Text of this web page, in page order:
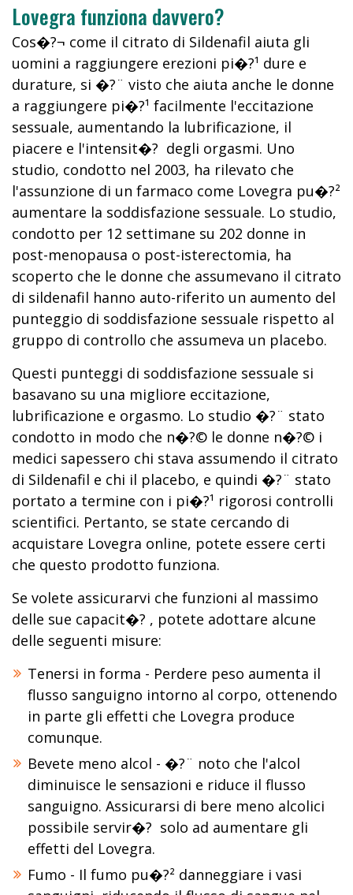
Lovegra funziona davvero?
Cos�?¬ come il citrato di Sildenafil aiuta gli
uomini a raggiungere erezioni pi�?¹ dure e
durature, si �?¨ visto che aiuta anche le donne
a raggiungere pi�?¹ facilmente l'eccitazione
sessuale, aumentando la lubrificazione, il
piacere e l'intensit�? degli orgasmi. Uno
studio, condotto nel 2003, ha rilevato che
l'assunzione di un farmaco come Lovegra pu�?²
aumentare la soddisfazione sessuale. Lo studio,
condotto per 12 settimane su 202 donne in
post-menopausa o post-isterectomia, ha
scoperto che le donne che assumevano il citrato
di sildenafil hanno auto-riferito un aumento del
punteggio di soddisfazione sessuale rispetto al
gruppo di controllo che assumeva un placebo.
Questi punteggi di soddisfazione sessuale si
basavano su una migliore eccitazione,
lubrificazione e orgasmo. Lo studio �?¨ stato
condotto in modo che n�?© le donne n�?© i
medici sapessero chi stava assumendo il citrato
di Sildenafil e chi il placebo, e quindi �?¨ stato
portato a termine con i pi�?¹ rigorosi controlli
scientifici. Pertanto, se state cercando di
acquistare Lovegra online, potete essere certi
che questo prodotto funziona.
Se volete assicurarvi che funzioni al massimo
delle sue capacit�? , potete adottare alcune
delle seguenti misure:
Tenersi in forma - Perdere peso aumenta il
flusso sanguigno intorno al corpo, ottenendo
in parte gli effetti che Lovegra produce
comunque.
Bevete meno alcol - �?¨ noto che l'alcol
diminuisce le sensazioni e riduce il flusso
sanguigno. Assicurarsi di bere meno alcolici
possibile servir�? solo ad aumentare gli
effetti del Lovegra.
Fumo - Il fumo pu�?² danneggiare i vasi